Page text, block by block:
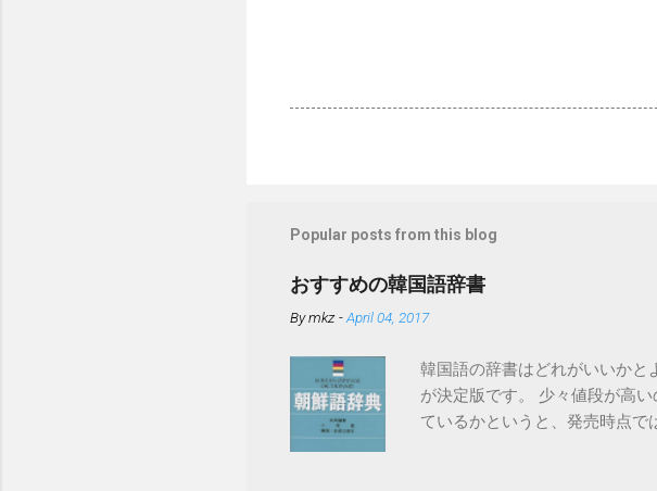
Popular posts from this blog
おすすめの韓国語辞書
Bymkz -April 04, 2017
韓国語の辞書はどれがいいかと
が決定版です。 少々値段が高
ているかというと、発売時点
典」が入っているものはカシ